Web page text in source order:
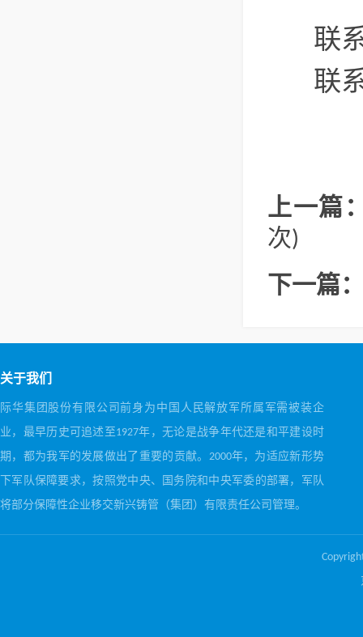
联
联
上一篇
次)
下一篇
关于我们
际华集团股份有限公司前身为中国人民解放军所属军需被装企
业，最早历史可追述至1927年，无论是战争年代还是和平建设时
期，都为我军的发展做出了重要的贡献。2000年，为适应新形势
下军队保障要求，按照党中央、国务院和中央军委的部署，军队
将部分保障性企业移交新兴铸管（集团）有限责任公司管理。